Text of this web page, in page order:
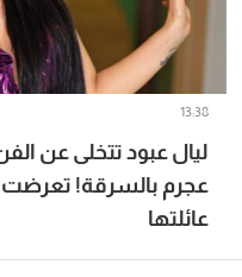
ليال عبود تتخلى عن
عجرم بالسرقة! تعرضت
عائلتها
13:38